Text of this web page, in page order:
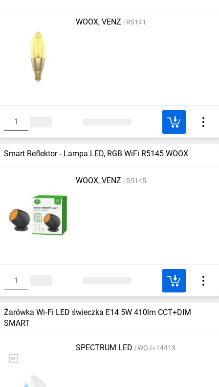
WOOX, VENZ R5141
Smart Reflektor ‑ Lampa LED, RGB WiFi R5145 WOOX
WOOX, VENZ R5145
Żarówka Wi‑Fi LED świeczka E14 5W 410lm CCT+DIM
SMART
SPECTRUM LED WOJ+14413